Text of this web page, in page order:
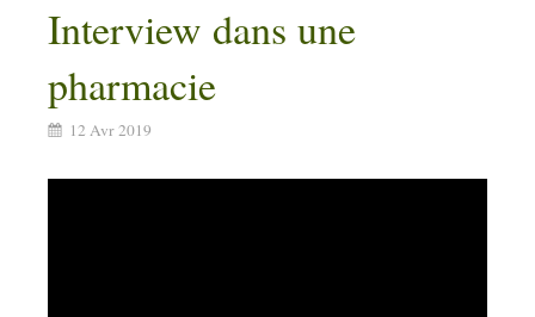
Interview dans une
pharmacie
12 Avr 2019